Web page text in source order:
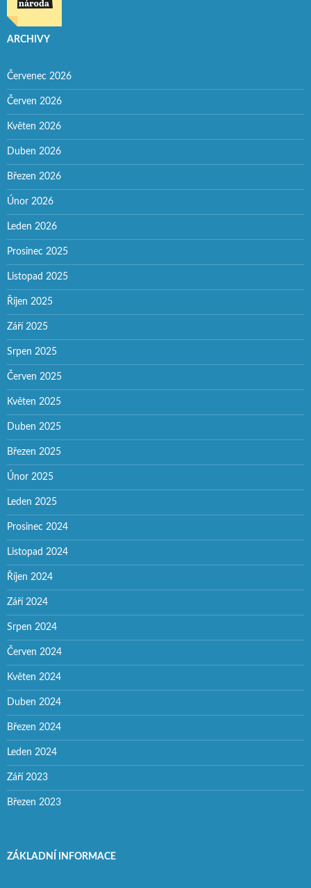
ARCHIVY
Červenec 2026
Červen 2026
Květen 2026
Duben 2026
Březen 2026
Únor 2026
Leden 2026
Prosinec 2025
Listopad 2025
Říjen 2025
Září 2025
Srpen 2025
Červen 2025
Květen 2025
Duben 2025
Březen 2025
Únor 2025
Leden 2025
Prosinec 2024
Listopad 2024
Říjen 2024
Září 2024
Srpen 2024
Červen 2024
Květen 2024
Duben 2024
Březen 2024
Leden 2024
Září 2023
Březen 2023
ZÁKLADNÍ INFORMACE